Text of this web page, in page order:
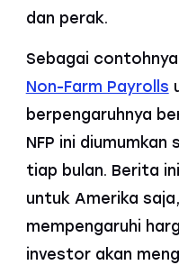
dan perak.
Sebagai
Non-Farm Payrolls
berpengaruhnya
NFP ini
tiap bulan. Berita
untuk Amerika
mempengaruhi
investor akan